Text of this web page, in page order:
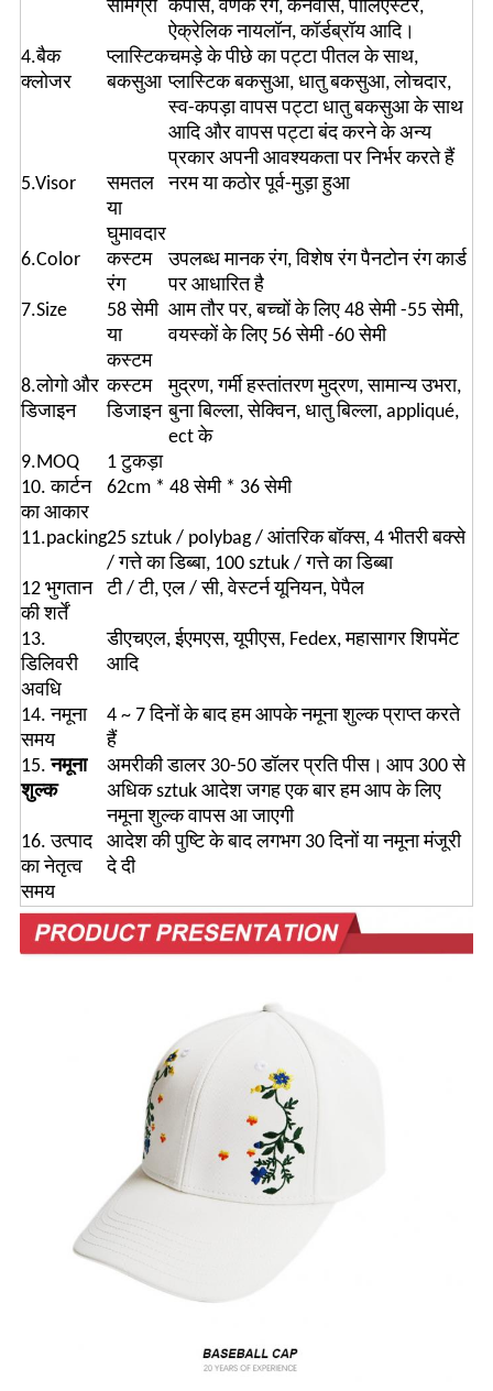
सामग्री कपास, वर्णक रंगे, कैनवास, पॉलिएस्टर,
ऐक्रेलिक नायलॉन, कॉर्डब्रॉय आदि।
4.बैक
क्लोजर
प्लास्टिक
बकसुआ
चमड़े के पीछे का पट्टा पीतल के साथ,
प्लास्टिक बकसुआ, धातु बकसुआ, लोचदार,
स्व-कपड़ा वापस पट्टा धातु बकसुआ के साथ
आदि और वापस पट्टा बंद करने के अन्य
प्रकार अपनी आवश्यकता पर निर्भर करते हैं
5.Visor
समतल
या
घुमावदार
नरम या कठोर पूर्व-मुड़ा हुआ
6.Color
कस्टम
रंग
उपलब्ध मानक रंग, विशेष रंग पैनटोन रंग कार्ड
पर आधारित है
7.Size
58 सेमी
या
कस्टम
आम तौर पर, बच्चों के लिए 48 सेमी -55 सेमी,
वयस्कों के लिए 56 सेमी -60 सेमी
8.लोगो और
डिजाइन
कस्टम
डिजाइन
मुद्रण, गर्मी हस्तांतरण मुद्रण, सामान्य उभरा,
बुना बिल्ला, सेक्विन, धातु बिल्ला, appliqué,
ect के
9.MOQ
1 टुकड़ा
10. कार्टन
का आकार
62cm * 48 सेमी * 36 सेमी
11.packing25 sztuk / polybag / आंतरिक बॉक्स, 4 भीतरी बक्से
/ गत्ते का डिब्बा, 100 sztuk / गत्ते का डिब्बा
12 भुगतान
की शर्तें
टी / टी, एल / सी, वेस्टर्न यूनियन, पेपैल
13.
डिलिवरी
अवधि
डीएचएल, ईएमएस, यूपीएस, Fedex, महासागर शिपमेंट
आदि
14. नमूना
समय
4 ~ 7 दिनों के बाद हम आपके नमूना शुल्क प्राप्त करते
हैं
15.नमूना
शुल्क
अमरीकी डालर 30-50 डॉलर प्रति पीस। आप 300 से
अधिक sztuk आदेश जगह एक बार हम आप के लिए
नमूना शुल्क वापस आ जाएगी
16. उत्पाद
का नेतृत्व
समय
आदेश की पुष्टि के बाद लगभग 30 दिनों या नमूना मंजूरी
दे दी